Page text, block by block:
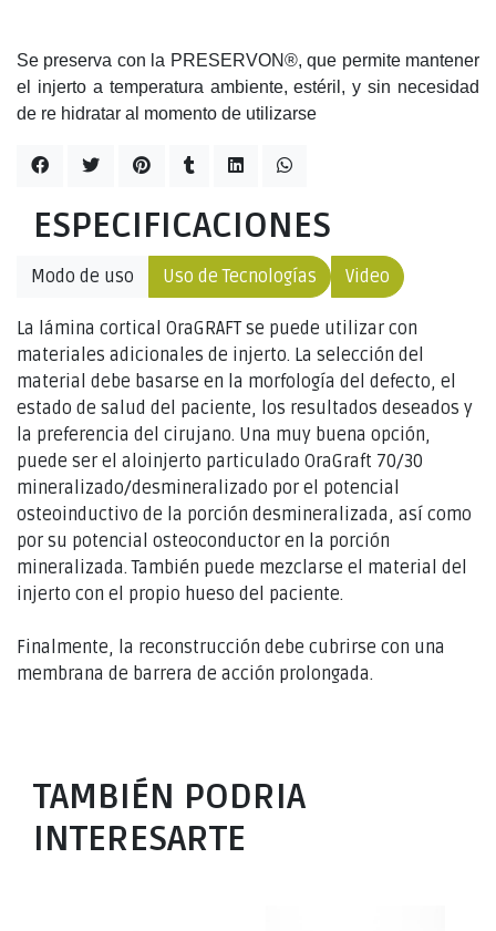
Se preserva con la PRESERVON®, que permite mantener
el injerto a temperatura ambiente, estéril, y sin necesidad
de re hidratar al momento de utilizarse
ESPECIFICACIONES
La lámina cortical OraGRAFT se puede utilizar con
materiales adicionales de injerto. La selección del
material debe basarse en la morfología del defecto, el
estado de salud del paciente, los resultados deseados y
la preferencia del cirujano. Una muy buena opción,
puede ser el aloinjerto particulado OraGraft 70/30
mineralizado/desmineralizado por el potencial
osteoinductivo de la porción desmineralizada, así como
por su potencial osteoconductor en la porción
mineralizada. También puede mezclarse el material del
injerto con el propio hueso del paciente.
Finalmente, la reconstrucción debe cubrirse con una
membrana de barrera de acción prolongada.
Modo de uso Uso de Tecnologías Video
TAMBIÉN PODRIA
INTERESARTE